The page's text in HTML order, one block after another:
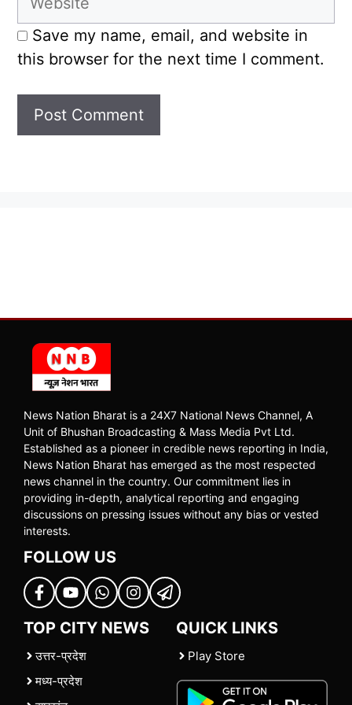
Save my name, email, and website in
this browser for the next time I comment.
News Nation Bharat is a 24X7 National News Channel, A
Unit of Bhushan Broadcasting & Mass Media Pvt Ltd.
Established as a pioneer in credible news reporting in India,
News Nation Bharat has emerged as the most respected
news channel in the country. Our commitment lies in
providing in-depth, analytical reporting and engaging
discussions on pressing issues without any bias or vested
interests.
FOLLOW US
TOP CITY NEWS
उत्तर-प्रदेश
मध्य-प्रदेश
QUICK LINKS
Play Store